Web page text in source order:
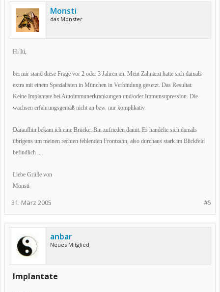
Monsti
das Monster
Hi Iti,
bei mir stand diese Frage vor 2 oder 3 Jahren an. Mein Zahnarzt hatte sich damals
extra mit einem Spezialisten in München in Verbindung gesetzt. Das Resultat:
Keine Implantate bei Autoimmunerkrankungen und/oder Immunsupression. Die
wachsen erfahrungsgemäß nicht an bzw. nur komplikativ.
Daraufhin bekam ich eine Brücke. Bin zufrieden damit. Es handelte sich damals
übrigens um meinen rechten fehlenden Frontzahn, also durchaus stark im Blickfeld
befindlich ...
Liebe Grüße von
Monsti
#5
31. März 2005
anbar
Neues Mitglied
Implantate